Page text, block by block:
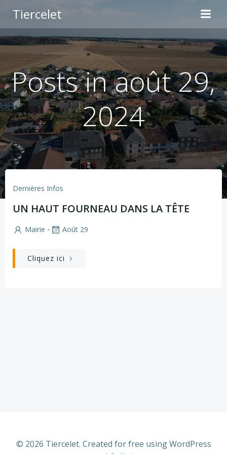
contenu
Tiercelet
Posts in août 29,
2024
Dernières Infos
UN HAUT FOURNEAU DANS LA TÊTE
Mairie - Août 29
Cliquez ici
© 2026 Tiercelet. Created for free using WordPress